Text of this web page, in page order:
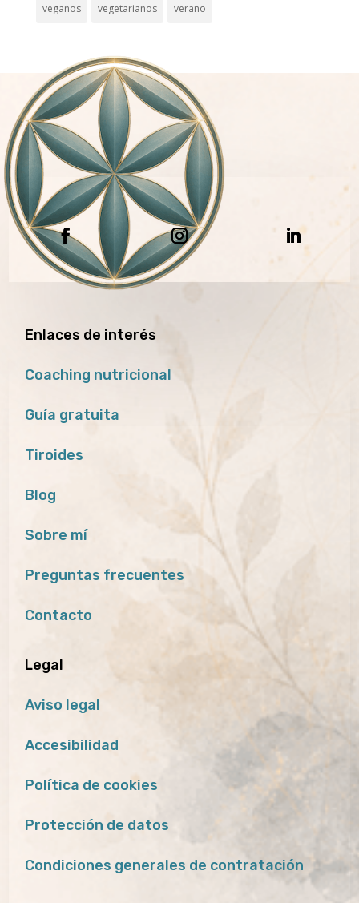
veganos vegetarianos verano
Enlaces de interés
Coaching nutricional
Guía gratuita
Tiroides
Blog
Sobre mí
Preguntas frecuentes
Contacto
Legal
Aviso legal
Accesibilidad
Política de cookies
Protección de datos
Condiciones generales de contratación